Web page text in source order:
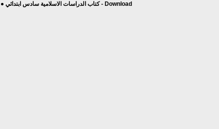
● كتاب الدراسات الاسلامية سادس ابتدائي - Download